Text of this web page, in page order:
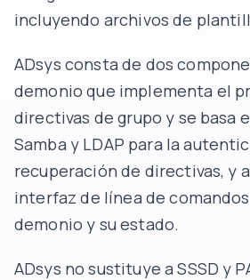
incluyendo archivos de
ADsys consta de dos
demonio que implementa el
directivas de grupo y se basa
Samba y LDAP para la
recuperación de directivas, y
interfaz de línea de
demonio y su estado.
ADsys no sustituye a SSSD y